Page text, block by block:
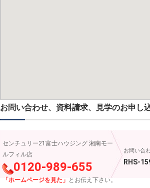
お問い合わせ、資料請求、見学のお申し
センチュリー21富士ハウジング 湘南モー
ルフィル店
0120-989-655
「ホームページを見た」 とお伝え下さい。
お問い合
RHS-